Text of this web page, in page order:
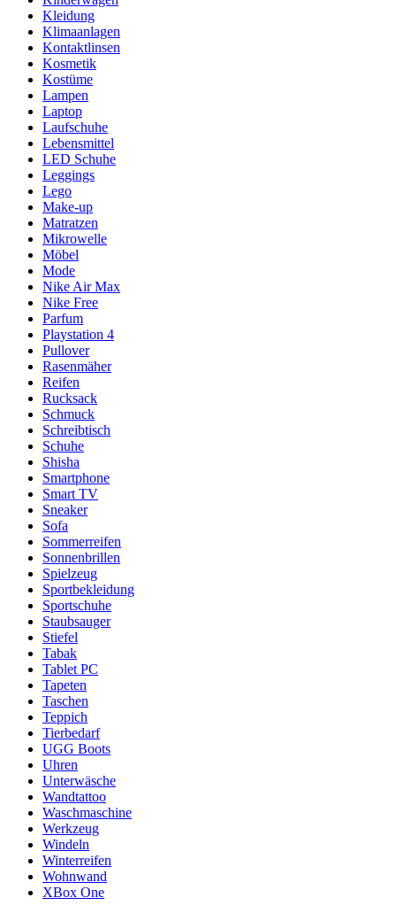
Kleidung
Klimaanlagen
Kontaktlinsen
Kosmetik
Kostüme
Lampen
Laptop
Laufschuhe
Lebensmittel
LED Schuhe
Leggings
Lego
Make-up
Matratzen
Mikrowelle
Möbel
Mode
Nike Air Max
Nike Free
Parfum
Playstation 4
Pullover
Rasenmäher
Reifen
Rucksack
Schmuck
Schreibtisch
Schuhe
Shisha
Smartphone
Smart TV
Sneaker
Sofa
Sommerreifen
Sonnenbrillen
Spielzeug
Sportbekleidung
Sportschuhe
Staubsauger
Stiefel
Tabak
Tablet PC
Tapeten
Taschen
Teppich
Tierbedarf
UGG Boots
Uhren
Unterwäsche
Wandtattoo
Waschmaschine
Werkzeug
Windeln
Winterreifen
Wohnwand
XBox One